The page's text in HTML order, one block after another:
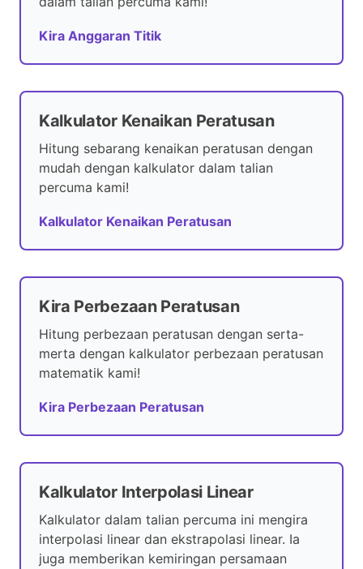
Kira Anggaran Titik
Kalkulator Kenaikan Peratusan
Hitung sebarang kenaikan peratusan dengan
mudah dengan kalkulator dalam talian
percuma kami!
Kalkulator Kenaikan Peratusan
Kira Perbezaan Peratusan
Hitung perbezaan peratusan dengan serta-
merta dengan kalkulator perbezaan peratusan
matematik kami!
Kira Perbezaan Peratusan
Kalkulator Interpolasi Linear
Kalkulator dalam talian percuma ini mengira
interpolasi linear dan ekstrapolasi linear. Ia
juga memberikan kemiringan persamaan